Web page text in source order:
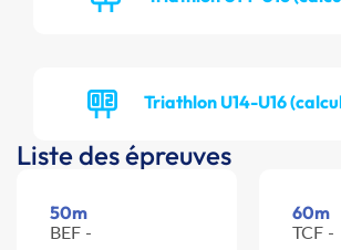
Triathlon U14-U16
Liste des épreuves
50m
BEF -
60m
TCF -